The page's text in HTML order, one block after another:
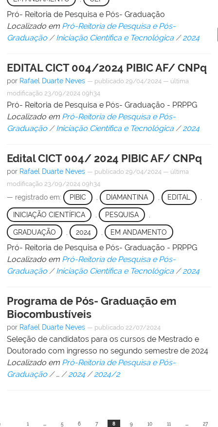
Pró- Reitoria de Pesquisa e Pós- Graduação
Localizado em Pró-Reitoria de Pesquisa e Pós-
Graduação /Iniciação Científica e Tecnológica /2024
EDITAL CICT 004/2024 PIBIC AF/ CNPq
por Rafael Duarte Neves — publicado 29/04/2024 — última
modificação 23/09/2024 09h34
Pró- Reitoria de Pesquisa e Pós- Graduação - PRPPG
Localizado em Pró-Reitoria de Pesquisa e Pós-
Graduação /Iniciação Científica e Tecnológica /2024
Edital CICT 004/ 2024 PIBIC AF/ CNPq
por Rafael Duarte Neves — publicado 29/04/2024 — última
modificação 23/09/2024 09h34
— registrado em: PIBIC , DIAMANTINA , EDITAL ,
INICIAÇÃO CIENTÍFICA PESQUISA
GRADUAÇÃO 2024 EM ANDAMENTO
Pró- Reitoria de Pesquisa e Pós- Graduação - PRPPG
Localizado em Pró-Reitoria de Pesquisa e Pós-
Graduação /Iniciação Científica e Tecnológica /2024
Programa de Pós- Graduação em
Biocombustíveis
por Rafael Duarte Neves — publicado 22/07/2024
Seleção de candidatos para os cursos de Mestrado e
Doutorado com ingresso no segundo semestre de 2024
Localizado em Pró-Reitoria de Pesquisa e Pós-
Graduação /… /2024 /2024/2
1 ... 5 6 7 8 9 10 11 ...
27